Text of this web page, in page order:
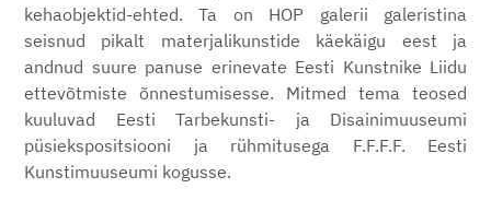
kehaobjektid-ehted. Ta on HOP galerii galeristina
seisnud pikalt materjalikunstide käekäigu eest ja
andnud suure panuse erinevate Eesti Kunstnike Liidu
ettevõtmiste õnnestumisesse. Mitmed tema teosed
kuuluvad Eesti Tarbekunsti- ja Disainimuuseumi
püsiekspositsiooni ja rühmitusega F.F.F.F. Eesti
Kunstimuuseumi kogusse.